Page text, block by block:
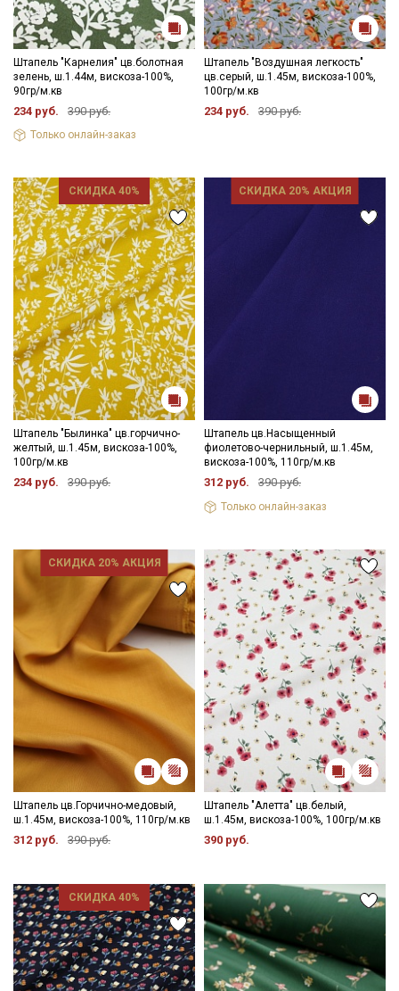
Штапель "Карнелия" цв.болотная
зелень, ш.1.44м, вискоза-100%,
90гр/м.кв
234 руб. 390 руб.
Только онлайн-заказ
Штапель "Воздушная легкость"
цв.серый, ш.1.45м, вискоза-100%,
100гр/м.кв
234 руб. 390 руб.
СКИДКА 40%
Штапель "Былинка" цв.горчично-
желтый, ш.1.45м, вискоза-100%,
100гр/м.кв
234 руб. 390 руб.
СКИДКА 20% АКЦИЯ
Штапель цв.Насыщенный
фиолетово-чернильный, ш.1.45м,
вискоза-100%, 110гр/м.кв
312 руб. 390 руб.
Только онлайн-заказ
СКИДКА 20% АКЦИЯ
Штапель цв.Горчично-медовый,
ш.1.45м, вискоза-100%, 110гр/м.кв
312 руб. 390 руб.
Штапель "Алетта" цв.белый,
ш.1.45м, вискоза-100%, 100гр/м.кв
390 руб.
СКИДКА 40%